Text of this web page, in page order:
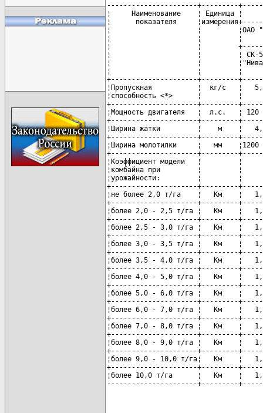
----------------------+---------
¦     Наименование    ¦
¦      показателя
¦                     ¦         ¦ОАО
¦                     ¦         ¦
¦                     ¦         +-------
¦                     ¦         ¦ СК-5  ¦
¦                     ¦         ¦"Нива"
¦                     ¦         ¦
+---------------------+---------
¦Пропускная           ¦  кг/с   ¦
¦способность <*>      ¦
+---------------------+---------
¦Мощность двигателя   ¦  л.с.
+---------------------+---------
¦Ширина жатки         ¦    м    ¦
+---------------------+---------
¦Ширина молотилки     ¦   мм
+---------------------+---------
¦Коэффициент модели   ¦
¦комбайна при         ¦
¦урожайности:         ¦
+---------------------+---------
¦не более 2,0 т/га    ¦   Км    ¦
+---------------------+---------
¦более 2,0 - 2,5 т/га ¦   Км    ¦
+---------------------+---------
¦более 2,5 - 3,0 т/га ¦   Км    ¦
+---------------------+---------
¦более 3,0 - 3,5 т/га ¦   Км    ¦
+---------------------+---------
¦более 3,5 - 4,0 т/га ¦   Км    ¦
+---------------------+---------
¦более 4,0 - 5,0 т/га ¦   Км    ¦
+---------------------+---------
¦более 5,0 - 6,0 т/га ¦   Км    ¦
+---------------------+---------
¦более 6,0 - 7,0 т/га ¦   Км    ¦
+---------------------+---------
¦более 7,0 - 8,0 т/га ¦   Км    ¦
+---------------------+---------
¦более 8,0 - 9,0 т/га ¦   Км    ¦
+---------------------+---------
¦более 9,0 - 10,0 т/га¦   Км    ¦
+---------------------+---------
¦более 10,0 т/га      ¦   Км    ¦
----------------------+---------